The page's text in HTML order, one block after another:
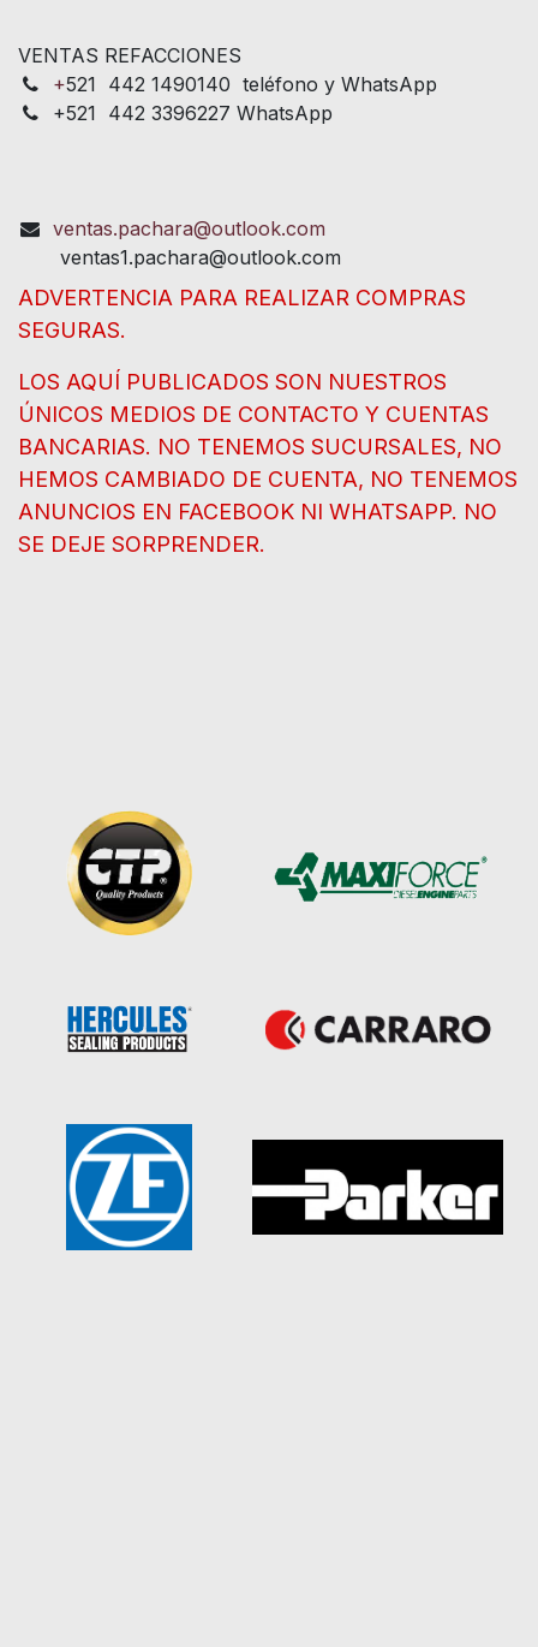
VENTAS REFACCIONES
+521 442 1490140 teléfono y WhatsApp
+521 442 3396227 WhatsApp
ventas.pachara@outlook.com
ventas1.pachara@outlook.com
ADVERTENCIA PARA REALIZAR COMPRAS
SEGURAS.
LOS AQUÍ PUBLICADOS SON NUESTROS
ÚNICOS MEDIOS DE CONTACTO Y CUENTAS
BANCARIAS. NO TENEMOS SUCURSALES, NO
HEMOS CAMBIADO DE CUENTA, NO TENEMOS
ANUNCIOS EN FACEBOOK NI WHATSAPP. NO
SE DEJE SORPRENDER.